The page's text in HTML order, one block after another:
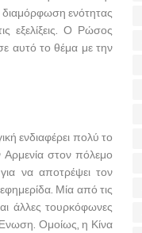
διαμόρφωση ενότητας
εξελίξεις. Ο Ρώσος
αυτό το θέμα με την
ενδιαφέρει πολύ το
Αρμενία στον πόλεμο
να αποτρέψει τον
Μία από τις
άλλες τουρκόφωνες
Ομοίως, η Κίνα